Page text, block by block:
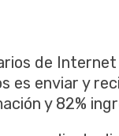
de
es enviar y
y 82%